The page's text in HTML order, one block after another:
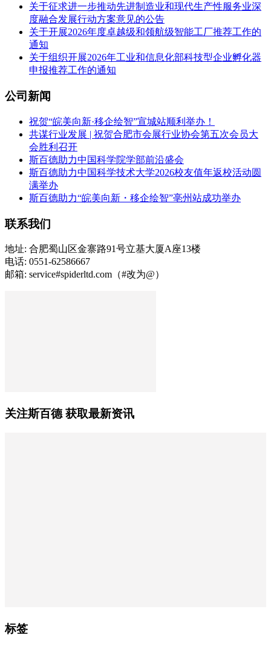
关于征求进一步推动先进制造业和现代生产性服务业深
度融合发展行动方案意见的公告
关于开展2026年度卓越级和领航级智能工厂推荐工作的
通知
关于组织开展2026年工业和信息化部科技型企业孵化器
申报推荐工作的通知
公司新闻
祝贺“皖美向新·移企绘智”宣城站顺利举办！
共谋行业发展 | 祝贺合肥市会展行业协会第五次会员大
会胜利召开
斯百德助力中国科学院学部前沿盛会
斯百德助力中国科学技术大学2026校友值年返校活动圆
满举办
斯百德助力“皖美向新・移企绘智”亳州站成功举办
联系我们
地址: 合肥蜀山区金寨路91号立基大厦A座13楼
电话: 0551-62586667
邮箱: service#spiderltd.com（#改为@）
关注斯百德 获取最新资讯
标签